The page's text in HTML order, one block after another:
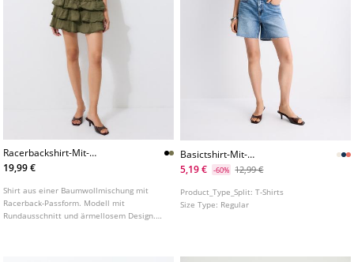
Racerbackshirt-Mit-
Schmucksteinen
19,99 €
Shirt aus einer Baumwollmischung mit
Racerback-Passform. Modell mit
Rundausschnitt und ärmellosem Design.
Basictshirt-Mit-
Bateauausschnitt
5,19 € -60% 12,99 €
Product_Type_Split:T-Shirts
Size Type: Regular